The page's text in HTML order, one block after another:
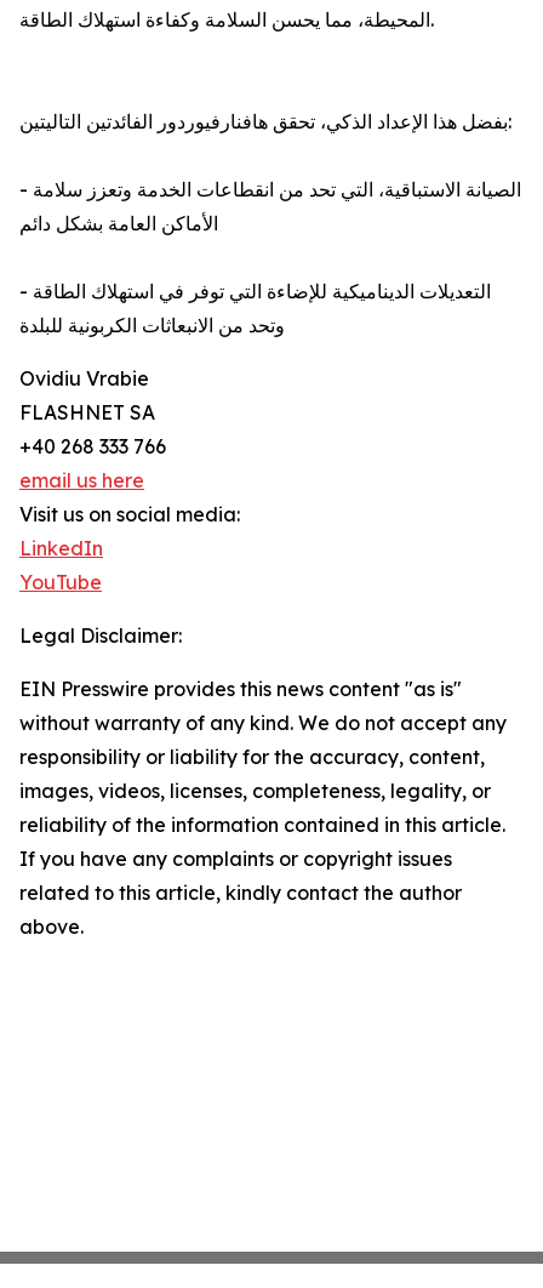
المحيطة، مما يحسن السلامة وكفاءة استهلاك الطاقة.
بفضل هذا الإعداد الذكي، تحقق هافنارفيوردور الفائدتين التاليتين:
- الصيانة الاستباقية، التي تحد من انقطاعات الخدمة وتعزز سلامة
الأماكن العامة بشكل دائم
- التعديلات الديناميكية للإضاءة التي توفر في استهلاك الطاقة
وتحد من الانبعاثات الكربونية للبلدة
Ovidiu Vrabie
FLASHNET SA
+40 268 333 766
email us here
Visit us on social media:
LinkedIn
YouTube
Legal Disclaimer:
EIN Presswire provides this news content "as is"
without warranty of any kind. We do not accept any
responsibility or liability for the accuracy, content,
images, videos, licenses, completeness, legality, or
reliability of the information contained in this article.
If you have any complaints or copyright issues
related to this article, kindly contact the author
above.